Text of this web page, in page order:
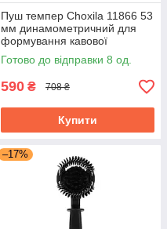
Пуш темпер Choxila 11866 53
мм динамометричний для
формування кавової
таблетки неіржавка сталь
Готово до відправки 8 од.
590 ₴ 708 ₴
Купити
–17%